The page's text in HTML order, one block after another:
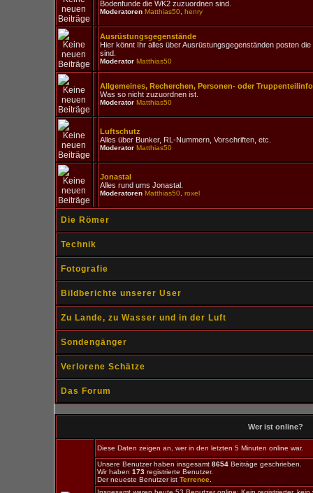
Bodenfunde die WK2 zuzuordnen sind.
Moderatoren Matthias50, henry
Ausrüstungsgegenstände
Hier könnt Ihr alles über Ausrüstungsgegenständen posten
sind.
Moderator Matthias50
Allgemeines, Recherchen, Personen- oder
Was so nicht zuzuordnen ist.
Moderator Matthias50
Luftschutz
Alles über Bunker, RL-Nummern, Vorschriften, etc.
Moderator Matthias50
Jonastal
Alles rund ums Jonastal.
Moderatoren Matthias50, roxel
Die Römer
Technik
Fotografie
Bildberichte unserer User
Zu Lande, zu Wasser und in der Luft
Sondengänger
Verlorene Schätze
Das Forum
Wer ist online?
Diese Daten zeigen an, wer in den letzten 5 Minuten online war.
Unsere Benutzer haben insgesamt 8654Beiträge geschrieben.
Wir haben 173registrierte Benutzer.
Der neueste Benutzer ist Terrence.